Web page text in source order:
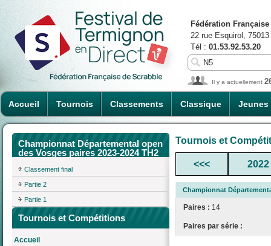
Accueil Tournois Classements Classique Jeunes
Fédération
22 rue Esquirol,
Tél : 01.53.92.53.20
Il y a actuellement
Championnat Départemental open
des Vosges paires 2023-2024 TH2
Classement final
Partie 2
Partie 1
Tournois et Compétitions
Accueil
Tournois et
<<< 2022
Championnat
Paires : 14
Paires par série :